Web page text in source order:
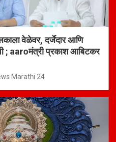
वेळेवर, दर्जेदार आणि
; aaroमंत्री प्रकाश आबिटकर
Marathi 24